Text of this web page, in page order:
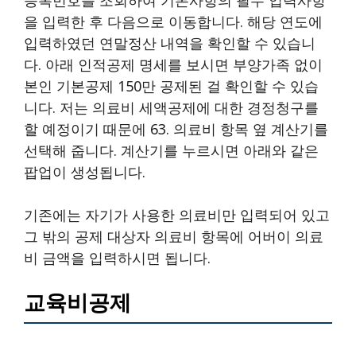
을 입력한 후 다음으로 이동합니다. 해당 연도에
입력하였던 연말정산 내역을 확인할 수 있습니
다. 아래 인적공제 명세를 보시면 부양가족 없이
본인 기본공제 150만 공제된 걸 확인할 수 있습
니다. 저는 의료비 세액공제에 대한 경정청구를
할 예정이기 때문에 63. 의료비 항목 옆 계산기를
선택해 줍니다. 계산기를 누르시면 아래와 같은
팝업이 생성됩니다.
기존에는 자기가 사용한 의료비만 입력되어 있고
그 밖의 공제 대상자 의료비 항목에 어버이 의료
비 금액을 입력하시면 됩니다.
교육비공제